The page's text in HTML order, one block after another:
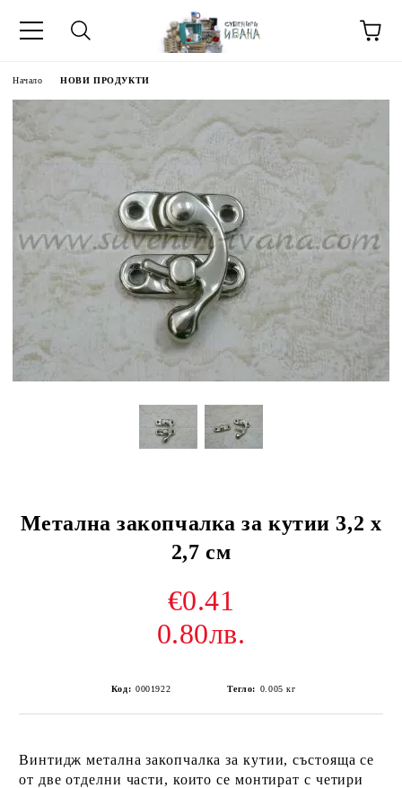
ЗА
Начало НОВИ ПРОДУКТИ
Метална закопчалка за кутии 3,2 х
2,7 см
€0.41
0.80лв.
Код: 0001922 Тегло: 0.005 кг
Винтидж метална закопчалка за кутии, състояща се
от две отделни части, които се монтират с четири